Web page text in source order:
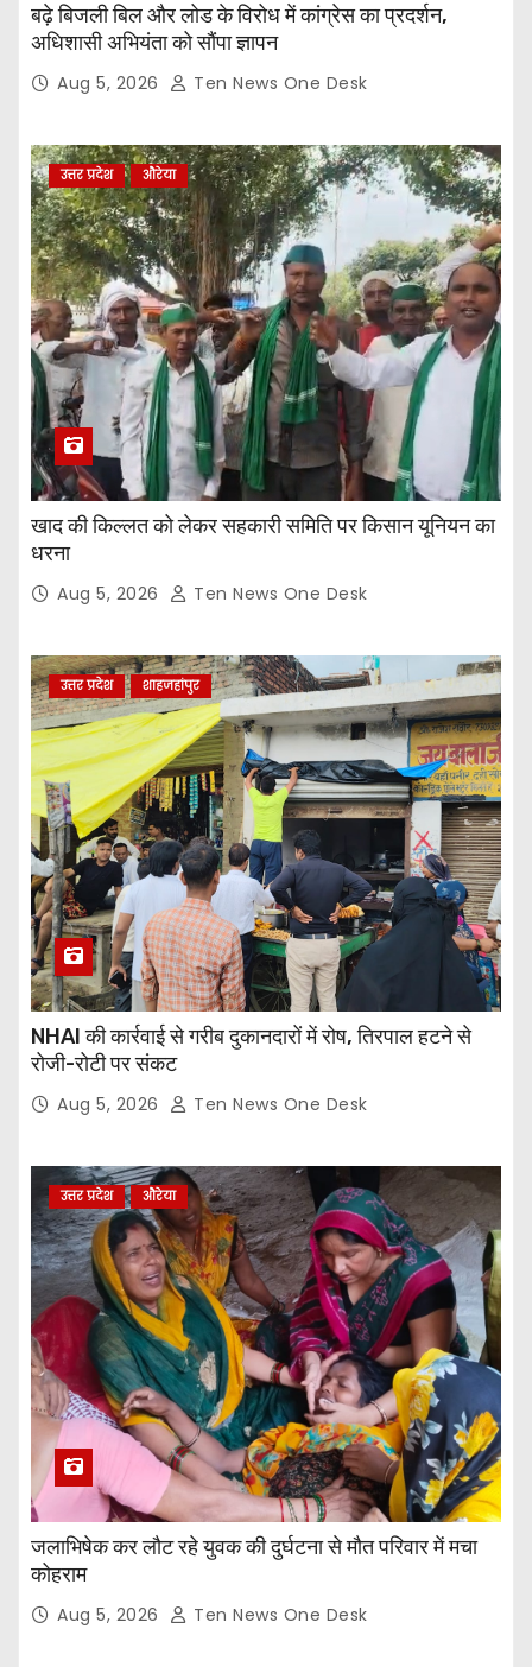
बढ़े बिजली बिल और लोड के विरोध में कांग्रेस का प्रदर्शन,
अधिशासी अभियंता को सौंपा ज्ञापन
Aug 5, 2026 Ten News One Desk
उत्तर प्रदेश औरेया
खाद की किल्लत को लेकर सहकारी समिति पर किसान यूनियन का
धरना
Aug 5, 2026 Ten News One Desk
उत्तर प्रदेश शाहजहांपुर
NHAI की कार्रवाई से गरीब दुकानदारों में रोष, तिरपाल हटने से
रोजी-रोटी पर संकट
Aug 5, 2026 Ten News One Desk
उत्तर प्रदेश औरेया
जलाभिषेक कर लौट रहे युवक की दुर्घटना से मौत परिवार में मचा
कोहराम
Aug 5, 2026 Ten News One Desk